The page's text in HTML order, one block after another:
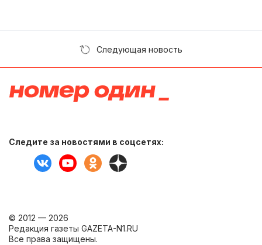
Следующая новость
Следите за новостями в соцсетях:
© 2012 — 2026
Редакция газеты GAZETA-N1.RU
Все права защищены.